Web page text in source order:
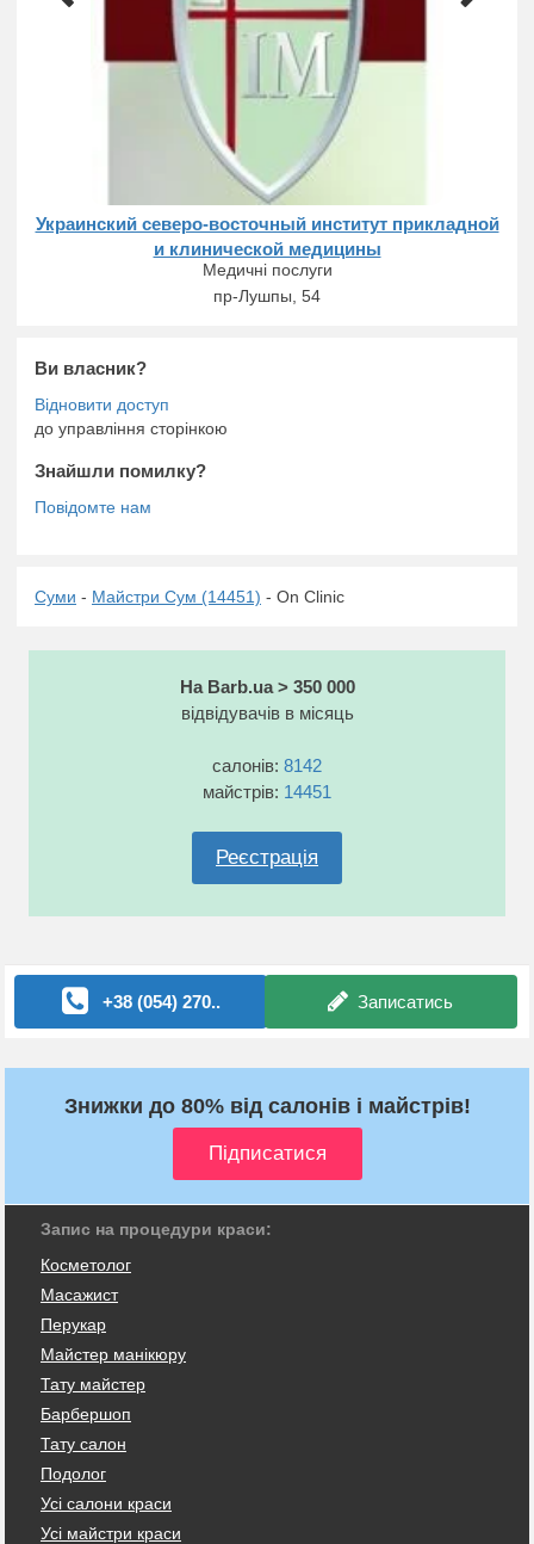
Украинский северо-восточный институт прикладной
и клинической медицины
Медичні послуги
пр-Лушпы, 54
Ви власник?
до управління сторінкою
Знайшли помилку?
Суми - Майстри Сум (14451) - On Clinic
На Barb.ua > 350 000
відвідувачів в місяць
салонів: 8142
майстрів: 14451
Реєстрація
+38 (054) 270.. Записатись
Знижки до 80% від салонів і майстрів!
Запис на процедури краси:
Косметолог
Масажист
Перукар
Майстер манікюру
Тату майстер
Барбершоп
Тату салон
Подолог
Усі салони краси
Усі майстри краси